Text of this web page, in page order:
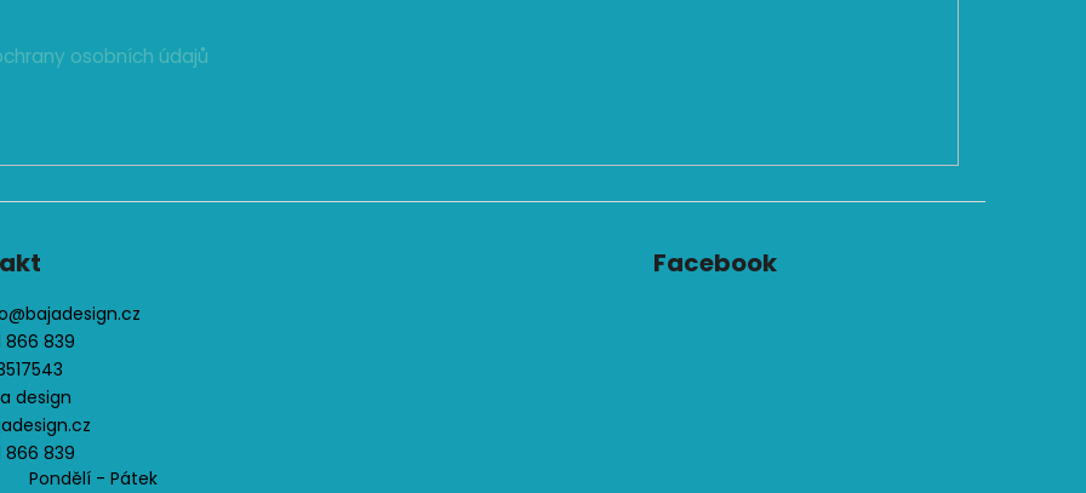
osobních údajů
@bajadesign.cz
866 839
design
866 839
Pondělí - Pátek
Facebook